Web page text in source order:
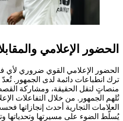
الحضور الإعلامي
الحضور الإعلامي القوي ضروري لأي
ترك انطباعات دائمة لدى الجمهور. تُعدّ
منصاتٍ لنقل الحقيقة، ومشاركة
تُلهم الجمهور. من خلال التفاعلات
العلامات التجارية أحدث إنجازاتها
يُسلّط الضوء على مسيرتها وتحدياتها